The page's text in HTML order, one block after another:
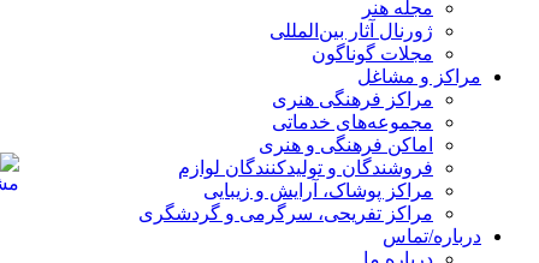
مجله هنر
ژورنال آثار بین‌المللی
مجلات گوناگون
مراکز و مشاغل
مراکز فرهنگی هنری
مجموعه‌های خدماتی
اماکن فرهنگی و هنری
فروشندگان و تولیدکنندگان لوازم
مراکز پوشاک، آرایش و زیبایی
مراکز تفریحی، سرگرمی و گردشگری
درباره/تماس
درباره ما